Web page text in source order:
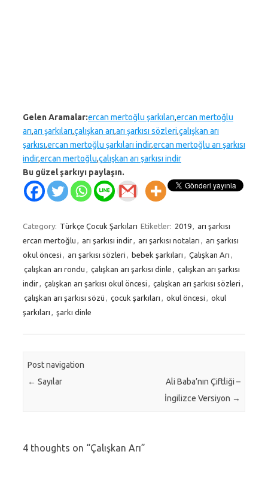
Gelen Aramalar:ercan mertoğlu şarkıları,ercan mertoğlu
arı,arı şarkıları,çalışkan arı,arı şarkısı sözleri,çalışkan arı
şarkısı,ercan mertoğlu şarkıları indir,ercan mertoğlu arı şarkısı
indir,ercan mertoğlu,çalışkan arı şarkısı indir
Bu güzel şarkıyı paylaşın.
Category: Türkçe Çocuk Şarkıları Etiketler: 2019, arı şarkısı
ercan mertoğlu , arı şarkısı indir, arı şarkısı notaları , arı şarkısı
okul öncesi , arı şarkısı sözleri , bebek şarkıları , Çalışkan Arı ,
çalışkan arı rondu , çalışkan arı şarkısı dinle , çalışkan arı şarkısı
indir, çalışkan arı şarkısı okul öncesi , çalışkan arı şarkısı sözleri ,
çalışkan arı şarkısı sözü , çocuk şarkıları , okul öncesi , okul
şarkıları , şarkı dinle
Post navigation
← Sayılar
Ali Baba’nın Çiftliği –
İngilizce Versiyon →
4 thoughts on “Çalışkan Arı”